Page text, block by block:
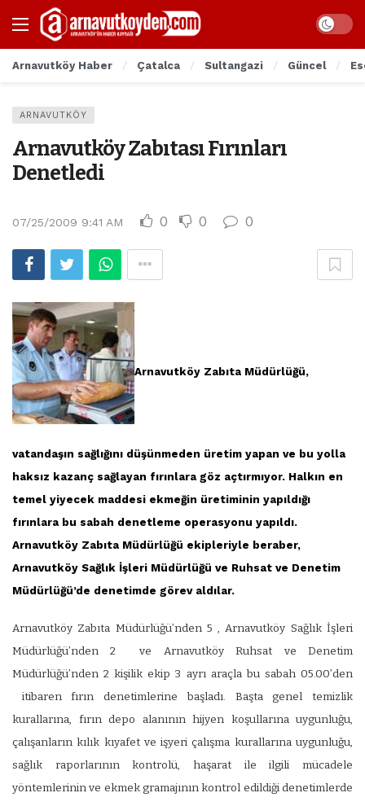
Arnavutköy Haber Çatalca Sultangazi Güncel
ARNAVUTKÖY
Arnavutköy Zabıtası Fırınları
Denetledi
07/25/2009 9:41 AM 0 0 0
Arnavutköy Zabıta Müdürlüğü,
vatandaşın sağlığını düşünmeden üretim yapan ve bu yolla
haksız kazanç sağlayan fırınlara göz açtırmıyor. Halkın en
temel yiyecek maddesi ekmeğin üretiminin yapıldığı
fırınlara bu sabah denetleme operasyonu yapıldı.
Arnavutköy Zabıta Müdürlüğü ekipleriyle beraber,
Arnavutköy Sağlık İşleri Müdürlüğü ve Ruhsat ve Denetim
Müdürlüğü’de denetimde görev aldılar.
Arnavutköy Zabıta Müdürlüğü’nden 5 , Arnavutköy Sağlık İşleri
Müdürlüğü’nden 2 ve Arnavutköy Ruhsat ve Denetim
Müdürlüğü’nden 2 kişilik ekip 3 ayrı araçla bu sabah 05.00’den
itibaren fırın denetimlerine başladı. Başta genel temizlik
kurallarına, fırın depo alanının hijyen koşullarına uygunluğu,
çalışanların kılık kıyafet ve işyeri çalışma kurallarına uygunluğu,
sağlık raporlarının kontrolü, haşarat ile ilgili mücadele
yöntemlerinin ve ekmek gramajının kontrol edildiği denetimlerde